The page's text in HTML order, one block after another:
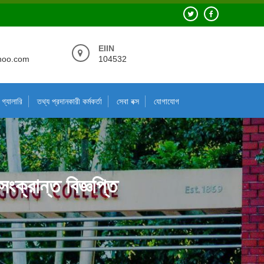
EIIN
104532
গ্যালারি তথ্য প্রদানকারী কর্মকর্তা সেবা বক্স যোগাযোগ
বিজ্ঞপ্তি